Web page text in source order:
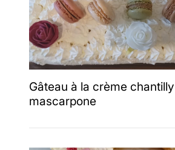
Gâteau à la crème chantilly
mascarpone